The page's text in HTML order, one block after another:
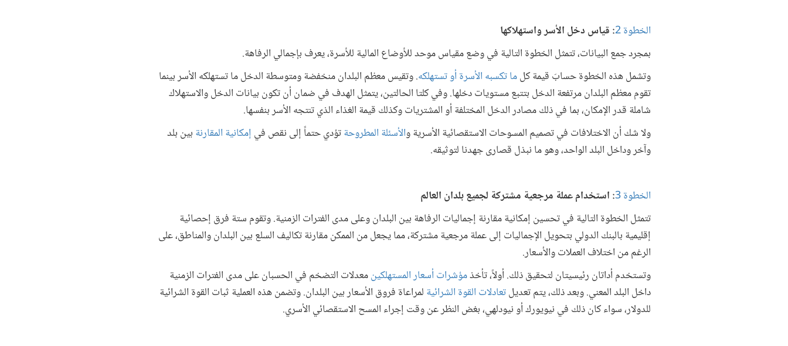
الخطوة 2 : قياس دخل الأسر واستهلاكها
بمجرد جمع البيانات، تتمثل الخطوة التالية في وضع مقياس موحد للأوضاع المالية للأسرة، يعرف بإجمالي الرفاهة.
وتشمل هذه الخطوة حسابَ قيمة كلما تكسبه الأسرة أو تستهلكه. وتقيس معظم البلدان منخفضة ومتوسطة الدخل ما تستهلكه الأسر بينما
تقوم معظم البلدان مرتفعة الدخل بتتبع مستويات دخلها. وفي كلتا الحالتين، يتمثل الهدف في ضمان أن تكون بيانات الدخل والاستهلاك
شاملة قدر الإمكان، بما في ذلك مصادر الدخل المختلفة أو المشتريات وكذلك قيمة الغذاء الذي تنتجه الأسر بنفسها.
ولا شك أن الاختلافات في تصميم المسوحات الاستقصائية الأسرية والأسئلة المطروحةتؤدي حتماً إلى نقص في إمكانية المقارنة بين بلد
وآخر وداخل البلد الواحد، وهو ما نبذل قصارى جهدنا لتوثيقه.
الخطوة 3 : استخدام عملة مرجعية مشتركة لجميع بلدان العالم
تتمثل الخطوة التالية في تحسين إمكانية مقارنة إجماليات الرفاهة بين البلدان وعلى مدى الفترات الزمنية. وتقوم ستة فرق إحصائية
إقليمية بالبنك الدولي بتحويل الإجماليات إلى عملة مرجعية مشتركة، مما يجعل من الممكن مقارنة تكاليف السلع بين البلدان والمناطق، على
الرغم من اختلاف العملات والأسعار.
وتستخدم أداتان رئيسيتان لتحقيق ذلك. أولاً، تأخذمؤشرات أسعار المستهلكينمعدلات التضخم في الحسبان على مدى الفترات الزمنية
داخل البلد المعني. وبعد ذلك، يتم تعديلتعادلات القوة الشرائية لمراعاة فروق الأسعار بين البلدان. وتضمن هذه العملية ثبات القوة الشرائية
للدولار، سواء كان ذلك في نيويورك أو نيودلهي، بغض النظر عن وقت إجراء المسح الاستقصائي الأسري.